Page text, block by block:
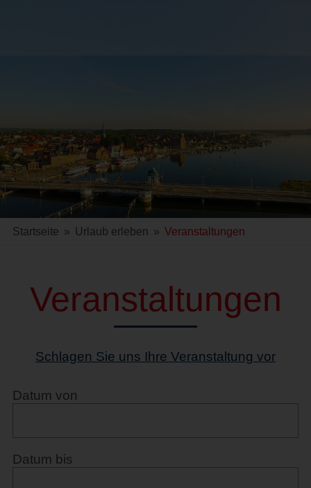
Startseite » Urlaub erleben » Veranstaltungen
Veranstaltungen
Schlagen Sie uns Ihre Veranstaltung vor
Datum von
Datum bis